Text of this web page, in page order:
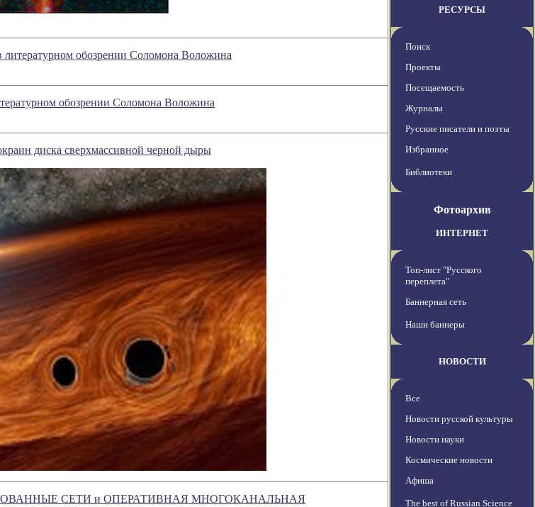
обозрении Соломона Воложина
обозрении Соломона Воложина
диска сверхмассивной черной дыры
СЕТИ и ОПЕРАТИВНАЯ МНОГОКАНАЛЬНАЯ
РЕСУРСЫ
Поиск
Проекты
Посещаемость
Журналы
Русские писатели и поэты
Избранное
Библиотеки
Фотоархив
ИНТЕРНЕТ
Топ-лист "Русского
переплета"
Баннерная сеть
Наши баннеры
НОВОСТИ
Все
Новости русской культуры
Новости науки
Космические новости
Афиша
The best of Russian Science